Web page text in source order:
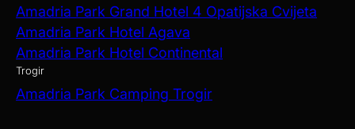
Amadria Park Grand Hotel 4 Opatijska Cvijeta
Amadria Park Hotel Agava
Amadria Park Hotel Continental
Trogir
Amadria Park Camping Trogir